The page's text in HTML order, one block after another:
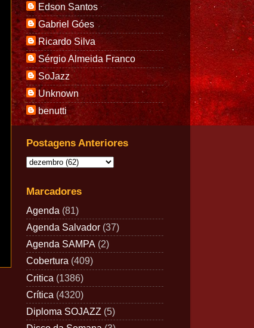
Edson Santos
Gabriel Góes
Ricardo Silva
Sérgio Almeida Franco
SoJazz
Unknown
benutti
Postagens Anteriores
Marcadores
Agenda (81)
Agenda Salvador (37)
Agenda SAMPA (2)
Cobertura (409)
Critica (1386)
Crítica (4320)
Diploma SOJAZZ (5)